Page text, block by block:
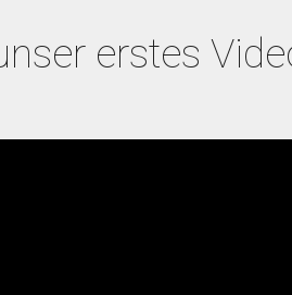
erstes